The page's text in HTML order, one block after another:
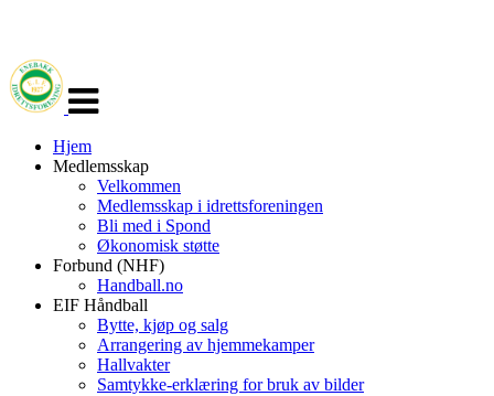
navigasjon
Hjem
Medlemsskap
Velkommen
Medlemsskap i idrettsforeningen
Bli med i Spond
Økonomisk støtte
Forbund (NHF)
Handball.no
EIF Håndball
Bytte, kjøp og salg
Arrangering av hjemmekamper
Hallvakter
Samtykke-erklæring for bruk av bilder